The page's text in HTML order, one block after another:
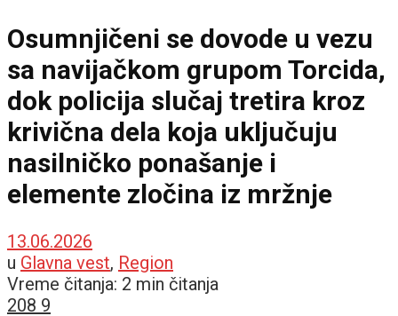
Osumnjičeni se dovode u vezu
sa navijačkom grupom Torcida,
dok policija slučaj tretira kroz
krivična dela koja uključuju
nasilničko ponašanje i
elemente zločina iz mržnje
13.06.2026
u Glavna vest, Region
Vreme čitanja: 2 min čitanja
208 9